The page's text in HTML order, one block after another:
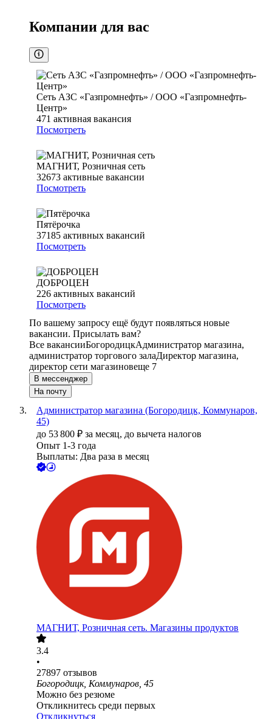
Компании для вас
Сеть АЗС «Газпромнефть» / ООО «Газпромнефть-
Центр»
471 активная вакансия
Посмотреть
МАГНИТ, Розничная сеть
32673 активные вакансии
Посмотреть
Пятёрочка
37185 активных вакансий
Посмотреть
ДОБРОЦЕН
226 активных вакансий
Посмотреть
По вашему запросу ещё будут появляться новые
вакансии. Присылать вам?
Все вакансииБогородицкАдминистратор магазина,
администратор торгового залаДиректор магазина,
директор сети магазиновеще 7
В мессенджер
На почту
Администратор магазина (Богородицк, Коммунаров,
45)
до 53 800 ₽ за месяц, до вычета налогов
Опыт 1-3 года
Выплаты: Два раза в месяц
МАГНИТ, Розничная сеть. Магазины продуктов
3.4
•
27897 отзывов
Богородицк, Коммунаров, 45
Можно без резюме
Откликнитесь среди первых
Откликнуться